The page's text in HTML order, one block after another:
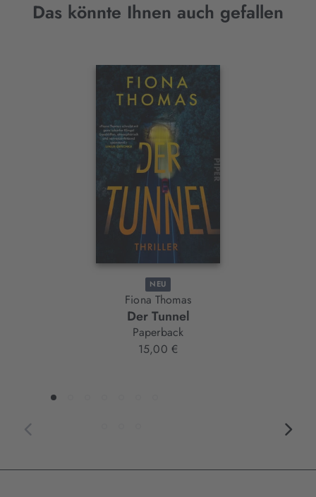
Das könnte Ihnen auch gefallen
NEU
Fiona Thomas
Der Tunnel
Paperback
15,00 €